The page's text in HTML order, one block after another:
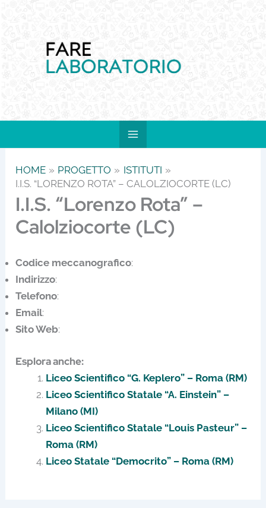
contenuto
HOME PROGETTO
ISTITUTI
I.I.S. “LORENZO ROTA” – CALOLZIOCORTE (LC)
I.I.S. “Lorenzo Rota” –
Calolziocorte (LC)
Codice meccanografico:
Indirizzo:
Telefono:
Email:
Sito Web:
Esplora anche:
Liceo Scientifico “G. Keplero” – Roma (RM)
Liceo Scientifico Statale “A. Einstein” –
Milano (MI)
Liceo Scientifico Statale “Louis Pasteur” –
Roma (RM)
Liceo Statale “Democrito” – Roma (RM)